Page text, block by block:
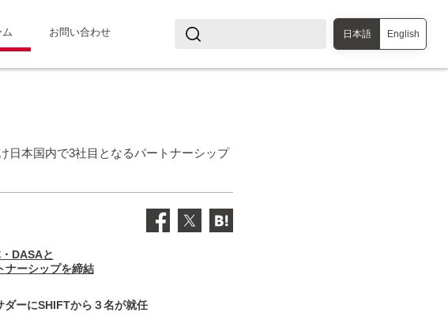
日本語 English
ム お問い合わせ
日本国内で3社目となるパートナーシップ
DASAと
ナーシップを締結
ダーにSHIFTから３名が就任